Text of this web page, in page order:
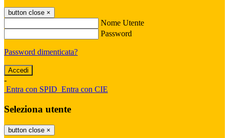
button close ×
Nome Utente
Password
Password dimenticata?
-
Entra con SPID Entra con CIE
Seleziona utente
button close ×